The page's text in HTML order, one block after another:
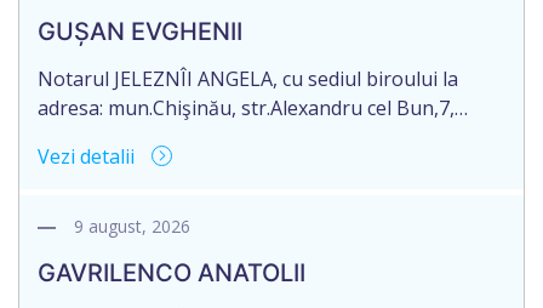
moștenirile deschise începând cu 01.04.2026
termenul de opțiune pentru acceptarea sau
renunțarea la moștenire […]
GUȘAN EVGHENII
Notarul JELEZNÎI ANGELA, cu sediul biroului la
adresa: mun.Chişinău, str.Alexandru cel Bun,7,
succesorale în urma decesului cet.GUȘAN
decedat la data de 13 iunie 2026. Informăm
moștenirile deschise începând cu 01.04.2026
Vezi detalii
9 august, 2026
GAVRILENCO ANATOLII